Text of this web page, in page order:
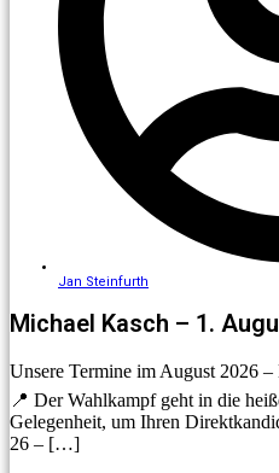
Jan Steinfurth
Michael Kasch – 1.
Unsere Termine im August 2026
📍 Der Wahlkampf geht in die
Gelegenheit, um Ihren
26 – […]